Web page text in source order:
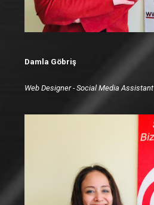
Damla Göbriş
Web Designer - Social Media Assistant